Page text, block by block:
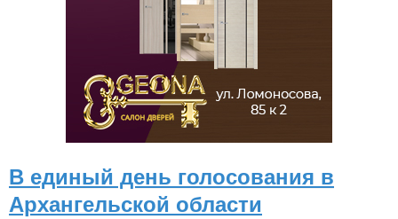
В единый день голосования в
Архангельской области